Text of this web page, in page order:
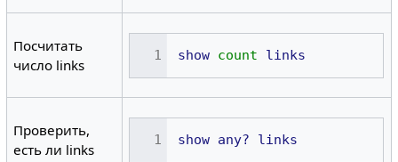
Посчитать
число links
show count links
Проверить,
есть ли links
show any? links